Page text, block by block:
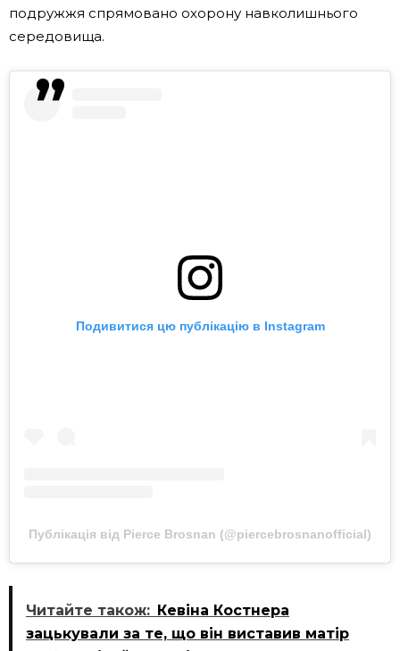
подружжя спрямовано охорону навколишнього
середовища.
Подивитися цю публікацію в Instagram
Публікація від Pierce Brosnan (@piercebrosnanofficial)
Читайте також: Кевіна Костнера
зацькували за те, що він виставив матір